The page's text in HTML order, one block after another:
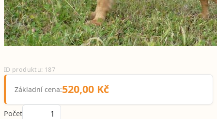
ID produktu: 187
Základní cena:520,00 Kč
Počet